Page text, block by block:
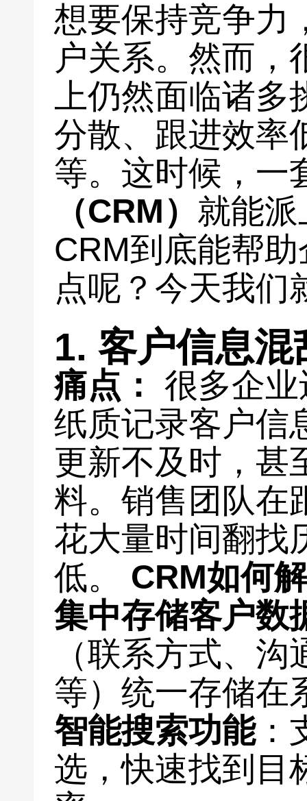
想要保持竞争力
户关系。然而，
上仍然面临诸
分散、跟进效率
等。这时候，一
（CRM） 就能
CRM到底能帮
点呢？今天我们
1. 客户信息
痛点：
很多企
纸质记录客户信
更新不及时，甚
料。销售团队在
花大量时间翻找
低。 CRM如何
集中存储客户数
（联系方式、
等）统一存储在
智能搜索功能：
选，快速找到目